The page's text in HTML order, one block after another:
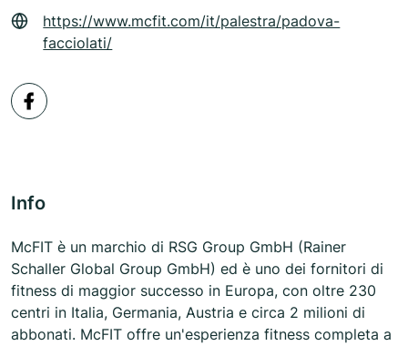
https://www.mcfit.com/it/palestra/padova-
facciolati/
Info
McFIT è un marchio di RSG Group GmbH (Rainer
Schaller Global Group GmbH) ed è uno dei fornitori di
fitness di maggior successo in Europa, con oltre 230
centri in Italia, Germania, Austria e circa 2 milioni di
abbonati. McFIT offre un'esperienza fitness completa a